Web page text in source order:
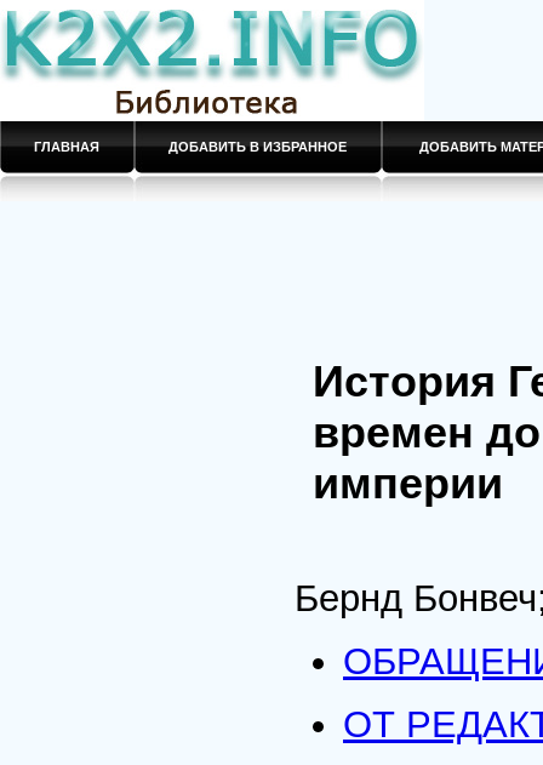
ГЛАВНАЯ ДОБАВИТЬ В ИЗБРАННОЕ ДОБАВИТЬ
История
времен
империи
Бернд
ОТ